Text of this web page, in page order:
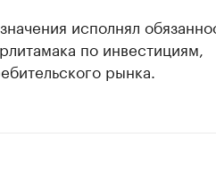
исполнял
по инвестициям,
рынка.